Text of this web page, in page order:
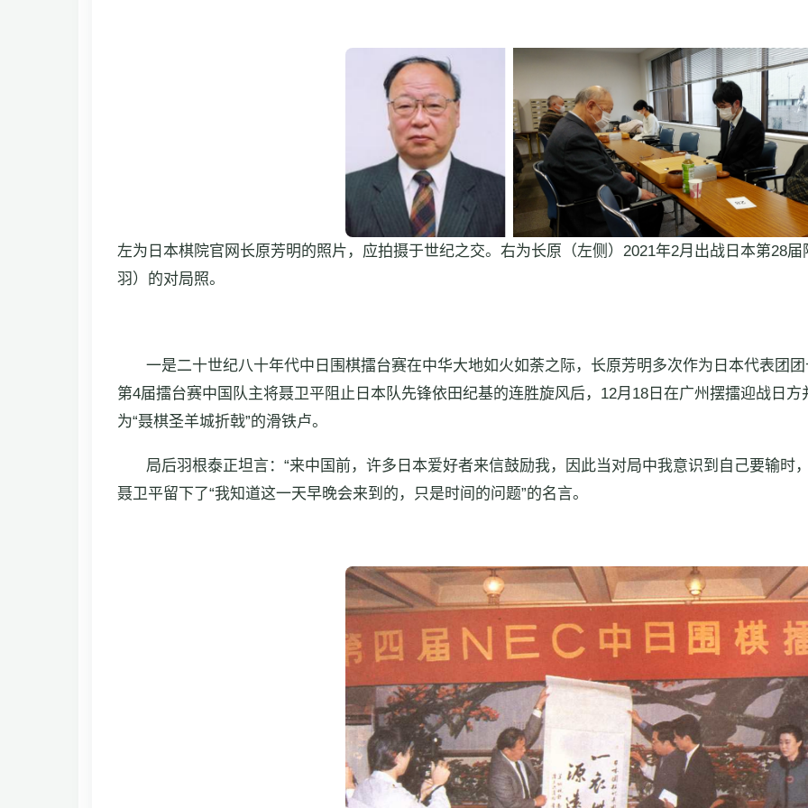
左为日本棋院官网长原芳明的照片，应拍摄于世纪之交。右为长原（左侧）2021年2月出战日本第28
羽）的对局照。
一是二十世纪八十年代中日围棋擂台赛在中华大地如火如荼之际，长原芳明多次作为日本代表团
第4届擂台赛中国队主将聂卫平阻止日本队先锋依田纪基的连胜旋风后，12月18日在广州摆擂迎战日
为“聂棋圣羊城折戟”的滑铁卢。
局后羽根泰正坦言：“来中国前，许多日本爱好者来信鼓励我，因此当对局中我意识到自己要输时
聂卫平留下了“我知道这一天早晚会来到的，只是时间的问题”的名言。